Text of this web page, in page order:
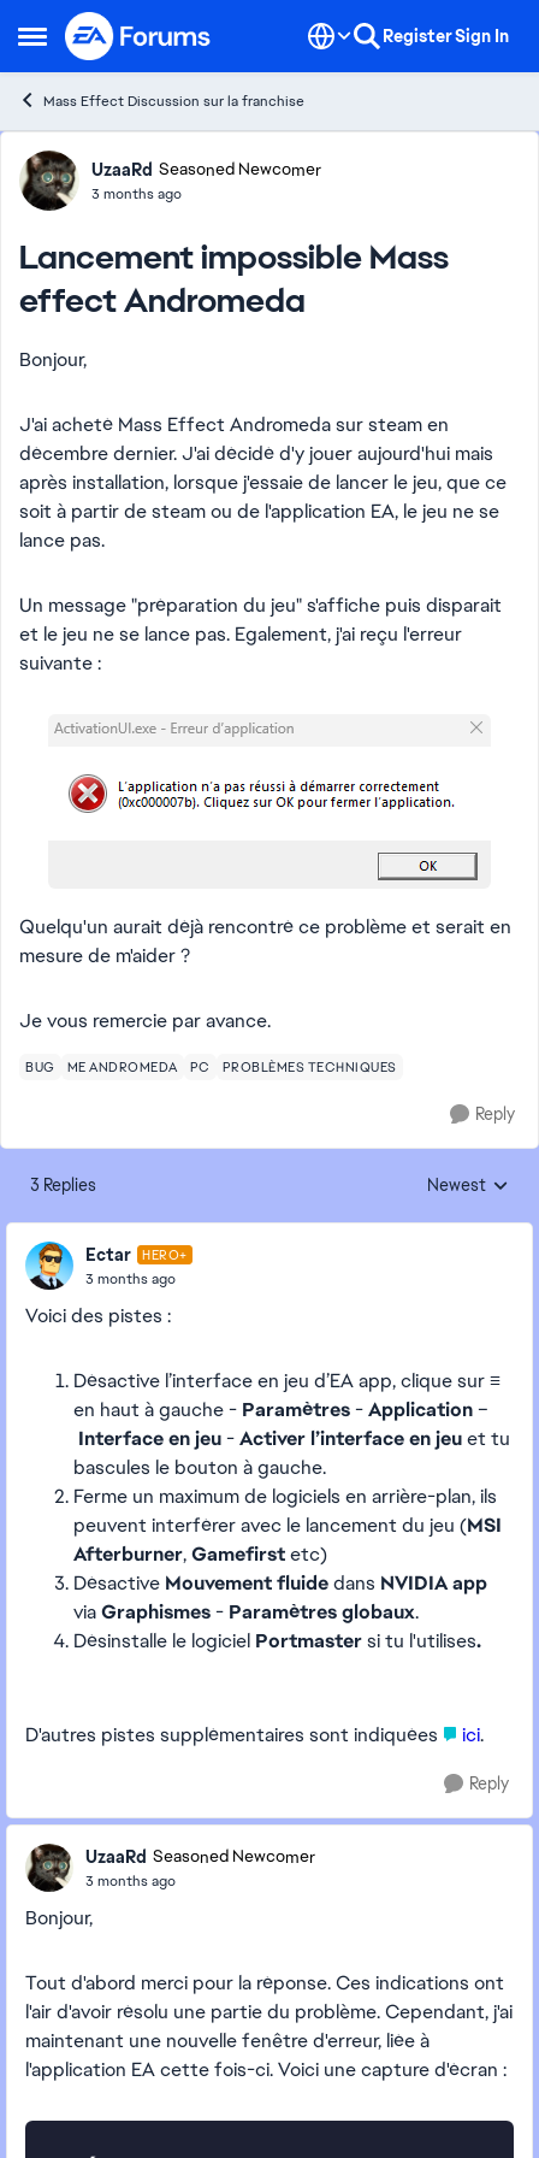
Open Side Menu
Skip to content RegisterSign In
Mass Effect Discussion sur la franchise
Forum Discussion
UzaaRd Seasoned Newcomer
3 months ago
Lancement impossible Mass
effect Andromeda
Bonjour,
J'ai acheté Mass Effect Andromeda sur steam en
décembre dernier. J'ai décidé d'y jouer aujourd'hui mais
après installation, lorsque j'essaie de lancer le jeu, que ce
soit à partir de steam ou de l'application EA, le jeu ne se
lance pas.
Un message "préparation du jeu" s'affiche puis disparait
et le jeu ne se lance pas. Egalement, j'ai reçu l'erreur
suivante :
Quelqu'un aurait déjà rencontré ce problème et serait en
mesure de m'aider ?
Je vous remercie par avance.
BUG ME ANDROMEDA PC PROBLÈMES TECHNIQUES
Reply
3 Replies Replies sorted
Newest
Ectar HERO+
3 months ago
Voici des pistes :
Désactive l’interface en jeu d’EA app, clique sur≡
en haut à gauche - Paramètres-Application–
Interface en jeu-Activer l’interface en jeuet tu
bascules le bouton à gauche.
Ferme un maximum de logiciels en arrière-plan, ils
peuvent interférer avec le lancement du jeu (MSI
Afterburner,Gamefirstetc)
Désactive Mouvement fluidedans NVIDIA app
viaGraphismes- Paramètres globaux.
Désinstalle le logiciel Portmastersi tu l'utilises.
D'autres pistes supplémentaires sont indiquées ici.
Reply
UzaaRd Seasoned Newcomer
3 months ago
Bonjour,
Tout d'abord merci pour la réponse. Ces indications ont
l'air d'avoir résolu une partie du problème. Cependant, j'ai
maintenant une nouvelle fenêtre d'erreur, liée à
l'application EA cette fois-ci. Voici une capture d'écran :